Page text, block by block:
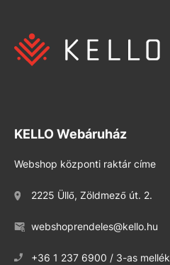
KELLO Webáruház
Webshop központi raktár címe
2225 Üllő, Zöldmező út. 2.
webshoprendeles@kello.hu
+36 1 237 6900 / 3-as mellék